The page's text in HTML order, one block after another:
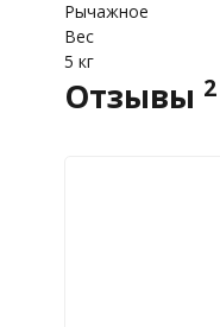
Рычажное
Вес
5 кг
Отзывы 2